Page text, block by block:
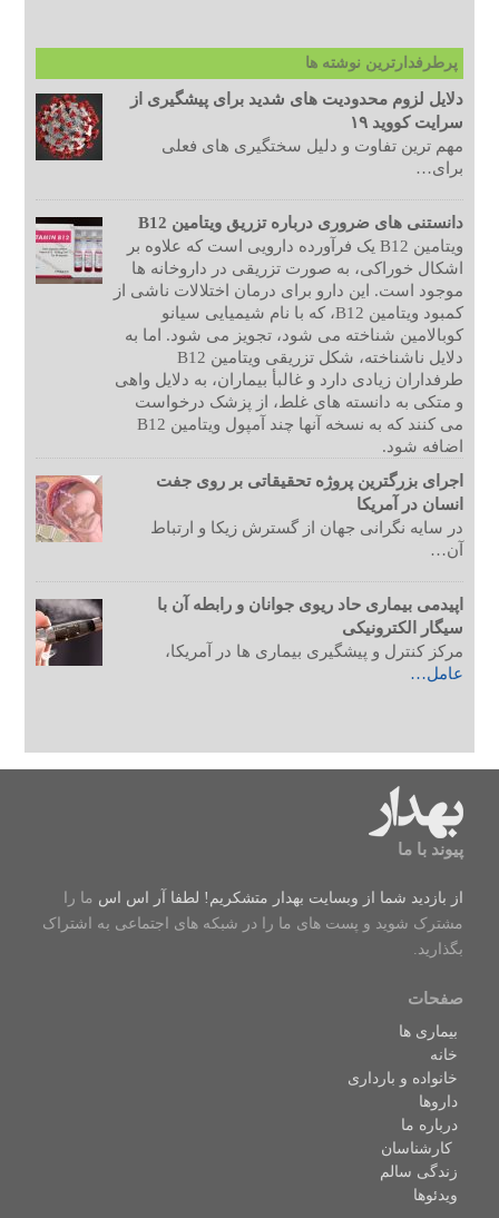
پرطرفدارترین نوشته ها
دلایل لزوم محدودیت های شدید برای پیشگیری از
سرایت کووید ۱۹
مهم ترین تفاوت و دلیل سختگیری های فعلی
برای…
دانستنی های ضروری درباره تزریق ویتامین B12
ویتامین B12 یک فرآورده دارویی است که علاوه بر
اشکال خوراکی، به صورت تزریقی در داروخانه ها
موجود است. این دارو برای درمان اختلالات ناشی از
کمبود ویتامین B12، که با نام شیمیایی سیانو
کوبالامین شناخته می شود، تجویز می شود. اما به
دلایل ناشناخته، شکل تزریقی ویتامین B12
طرفداران زیادی دارد و غالبأ بیماران، به دلایل واهی
و متکی به دانسته های غلط، از پزشک درخواست
می کنند که به نسخه آنها چند آمپول ویتامین B12
اضافه شود.
اجرای بزرگترین پروژه تحقیقاتی بر روی جفت
انسان در آمریکا
در سایه نگرانی جهان از گسترش زیکا و ارتباط
آن…
اپیدمی بیماری حاد ریوی جوانان و رابطه آن با
سیگار الکترونیکی
مرکز کنترل و پیشگیری بیماری ها در آمریکا،
عامل…
پیوند با ما
از بازدید شما از وبسایت بهدار متشکریم! لطفا آر اس اس ما را
مشترک شوید و پست های ما را در شبکه های اجتماعی به اشتراک
بگذارید.
صفحات
بیماری ها
خانه
خانواده و بارداری
داروها
درباره ما
کارشناسان
زندگی سالم
ویدئوها